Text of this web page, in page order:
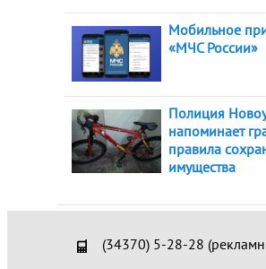
Мобильное
«МЧС России»
Полиция
напоминает
правила
имущества
(34370) 5-28-28